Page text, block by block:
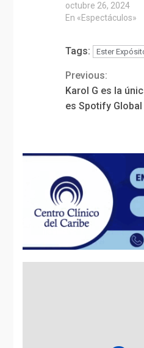
octubre 26, 2024
En «Espectáculos»
Tags: Ester
Continue
Reading
Previous:
Karol G es la
es Spotify Global